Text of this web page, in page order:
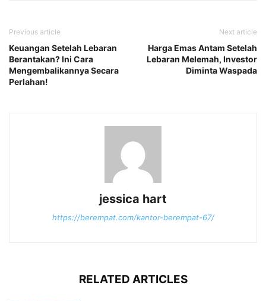
Previous article
Keuangan Setelah Lebaran
Berantakan? Ini Cara
Mengembalikannya Secara
Perlahan!
Next article
Harga Emas Antam Setelah
Lebaran Melemah, Investor
Diminta Waspada
jessica hart
https://berempat.com/kantor-berempat-67/
RELATED ARTICLES